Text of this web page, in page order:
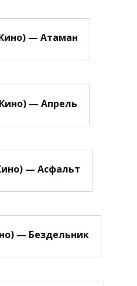
— Атаман
— Апрель
— Асфальт
— Бездельник